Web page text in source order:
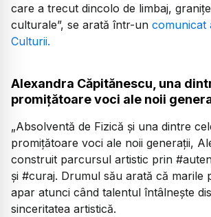
care a trecut dincolo de limbaj,
culturale”, se arată într-un comunicat
Culturii.
Alexandra Căpitănescu, una
promițătoare voci ale noii
„Absolventă de Fizică și una dintre
promițătoare voci ale noii generații,
construit parcursul artistic prin
și #curaj. Drumul său arată că marile
apar atunci când talentul întâlnește
sinceritatea artistică.